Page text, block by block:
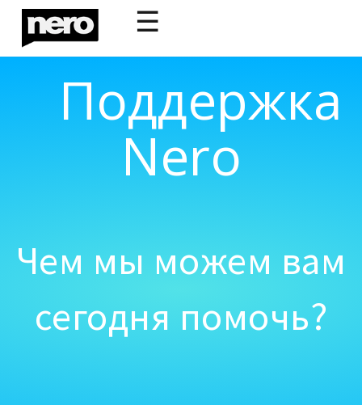
☰
Поддержка
Nero
Чем мы можем вам
сегодня помочь?